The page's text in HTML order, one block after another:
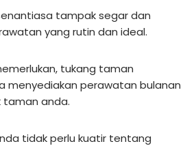
tampak segar dan
yang rutin dan ideal.
tukang taman
menyediakan perawatan bulanan
anda.
tidak perlu kuatir tentang